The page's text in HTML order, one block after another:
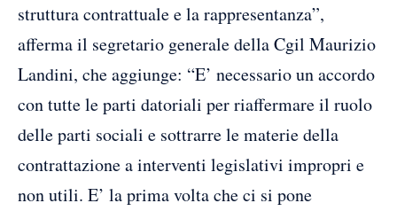
struttura contrattuale e la rappresentanza”,
afferma il segretario generale della Cgil Maurizio
Landini, che aggiunge: “E’ necessario un accordo
con tutte le parti datoriali per riaffermare il ruolo
delle parti sociali e sottrarre le materie della
contrattazione a interventi legislativi impropri e
non utili. E’ la prima volta che ci si pone